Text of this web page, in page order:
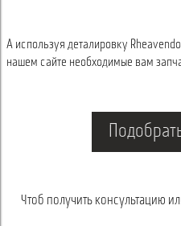
А используя деталировку
нашем сайте необходимые вам
Чтоб получить консультацию